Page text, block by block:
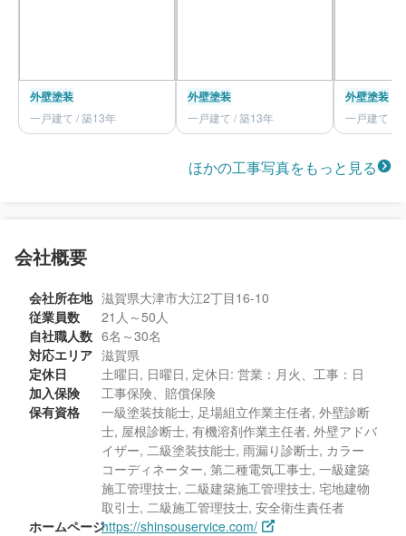
外壁塗装
一戸建て / 築13年
外壁塗装
一戸建て / 築13年
外壁塗装
一戸建て /
ほかの工事写真をもっと見る
会社概要
会社所在地 滋賀県大津市大江2丁目16-10
従業員数
21人～50人
自社職人数 6名～30名
対応エリア 滋賀県
定休日
土曜日, 日曜日, 定休日: 営業：月火、工事：日
加入保険
工事保険、賠償保険
保有資格
一級塗装技能士, 足場組立作業主任者, 外壁診断
士, 屋根診断士, 有機溶剤作業主任者, 外壁アドバ
イザー, 二級塗装技能士, 雨漏り診断士, カラー
コーディネーター, 第二種電気工事士, 一級建築
施工管理技士, 二級建築施工管理技士, 宅地建物
取引士, 二級施工管理技士, 安全衛生責任者
ホームページhttps://shinsouservice.com/